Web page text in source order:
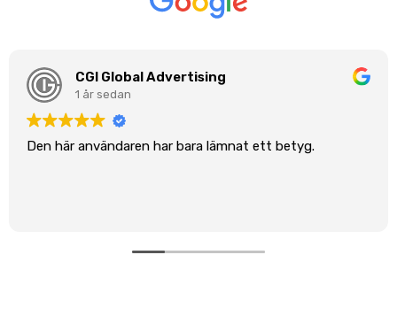
CGI Global Advertising
1 år sedan
Den här användaren har bara lämnat ett betyg.